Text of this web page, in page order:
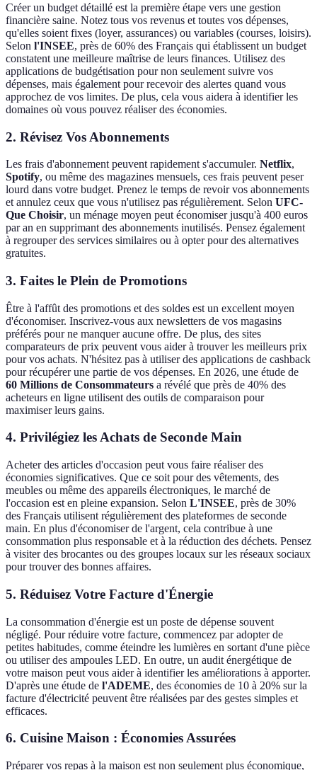
Créer un budget détaillé est la première étape vers une gestion
financière saine. Notez tous vos revenus et toutes vos dépenses,
qu'elles soient fixes (loyer, assurances) ou variables (courses, loisirs).
Selon l'INSEE, près de 60% des Français qui établissent un budget
constatent une meilleure maîtrise de leurs finances. Utilisez des
applications de budgétisation pour non seulement suivre vos
dépenses, mais également pour recevoir des alertes quand vous
approchez de vos limites. De plus, cela vous aidera à identifier les
domaines où vous pouvez réaliser des économies.
2. Révisez Vos Abonnements
Les frais d'abonnement peuvent rapidement s'accumuler. Netflix,
Spotify, ou même des magazines mensuels, ces frais peuvent peser
lourd dans votre budget. Prenez le temps de revoir vos abonnements
et annulez ceux que vous n'utilisez pas régulièrement. Selon UFC-
Que Choisir, un ménage moyen peut économiser jusqu'à 400 euros
par an en supprimant des abonnements inutilisés. Pensez également
à regrouper des services similaires ou à opter pour des alternatives
gratuites.
3. Faites le Plein de Promotions
Être à l'affût des promotions et des soldes est un excellent moyen
d'économiser. Inscrivez-vous aux newsletters de vos magasins
préférés pour ne manquer aucune offre. De plus, des sites
comparateurs de prix peuvent vous aider à trouver les meilleurs prix
pour vos achats. N'hésitez pas à utiliser des applications de cashback
pour récupérer une partie de vos dépenses. En 2026, une étude de
60 Millions de Consommateurs a révélé que près de 40% des
acheteurs en ligne utilisent des outils de comparaison pour
maximiser leurs gains.
4. Privilégiez les Achats de Seconde Main
Acheter des articles d'occasion peut vous faire réaliser des
économies significatives. Que ce soit pour des vêtements, des
meubles ou même des appareils électroniques, le marché de
l'occasion est en pleine expansion. Selon L'INSEE, près de 30%
des Français utilisent régulièrement des plateformes de seconde
main. En plus d'économiser de l'argent, cela contribue à une
consommation plus responsable et à la réduction des déchets. Pensez
à visiter des brocantes ou des groupes locaux sur les réseaux sociaux
pour trouver des bonnes affaires.
5. Réduisez Votre Facture d'Énergie
La consommation d'énergie est un poste de dépense souvent
négligé. Pour réduire votre facture, commencez par adopter de
petites habitudes, comme éteindre les lumières en sortant d'une pièce
ou utiliser des ampoules LED. En outre, un audit énergétique de
votre maison peut vous aider à identifier les améliorations à apporter.
D'après une étude de l'ADEME, des économies de 10 à 20% sur la
facture d'électricité peuvent être réalisées par des gestes simples et
efficaces.
6. Cuisine Maison : Économies Assurées
Préparer vos repas à la maison est non seulement plus économique,